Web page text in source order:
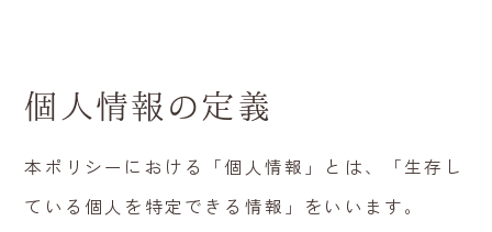
個人情報の定義
本ポリシーにおける「個人情報」とは、「生存し
ている個人を特定できる情報」をいいます。